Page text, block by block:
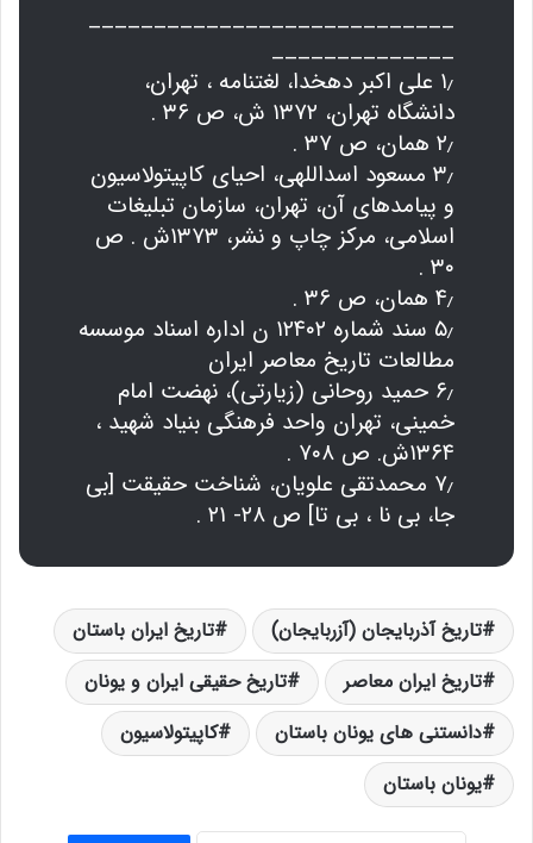
____________________________
______________
۱٫ علی اکبر دهخدا، لغتنامه ، تهران،
دانشگاه تهران، ۱۳۷۲ ش، ص ۳۶ .
۲٫ همان، ص ۳۷ .
۳٫ مسعود اسداللهی، احیای کاپیتولاسیون
و پیامدهای آن، تهران، سازمان تبلیغات
اسلامی، مرکز چاپ و نشر، ۱۳۷۳ش . ص
۳۰ .
۴٫ همان، ص ۳۶ .
۵٫ سند شماره ۱۲۴۰۲ ن اداره اسناد موسسه
مطالعات تاریخ معاصر ایران
۶٫ حمید روحانی (زیارتی)، نهضت امام
خمینی، تهران واحد فرهنگی بنیاد شهید ،
۱۳۶۴ش. ص ۷۰۸ .
۷٫ محمدتقی علویان، شناخت حقیقت [بی
جا، بی نا ، بی تا] ص ۲۸- ۲۱ .
تاریخ آذربایجان (آزربایجان)
تاریخ ایران باستان
تاریخ ایران معاصر
تاریخ حقیقی ایران و یونان
دانستنی های یونان باستان
کاپیتولاسیون
یونان باستان